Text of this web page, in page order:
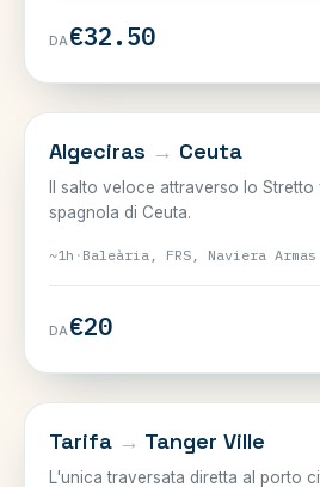
DA€32.50
LO STRETTO
Algeciras → Ceuta
Il salto veloce attraverso lo
spagnola di Ceuta.
~1h · Baleària, FRS, Naviera Armas
DA€20
LO STRETTO
Tarifa → Tanger Ville
L'unica traversata diretta al porto